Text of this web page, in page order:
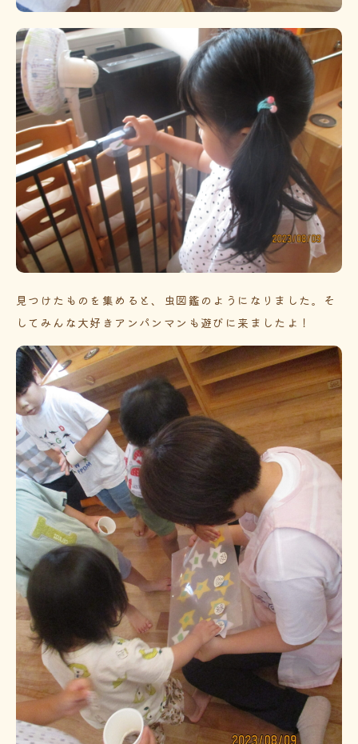
見つけたものを集めると、虫図鑑のようになりました。そ
してみんな大好きアンパンマンも遊びに来ましたよ！